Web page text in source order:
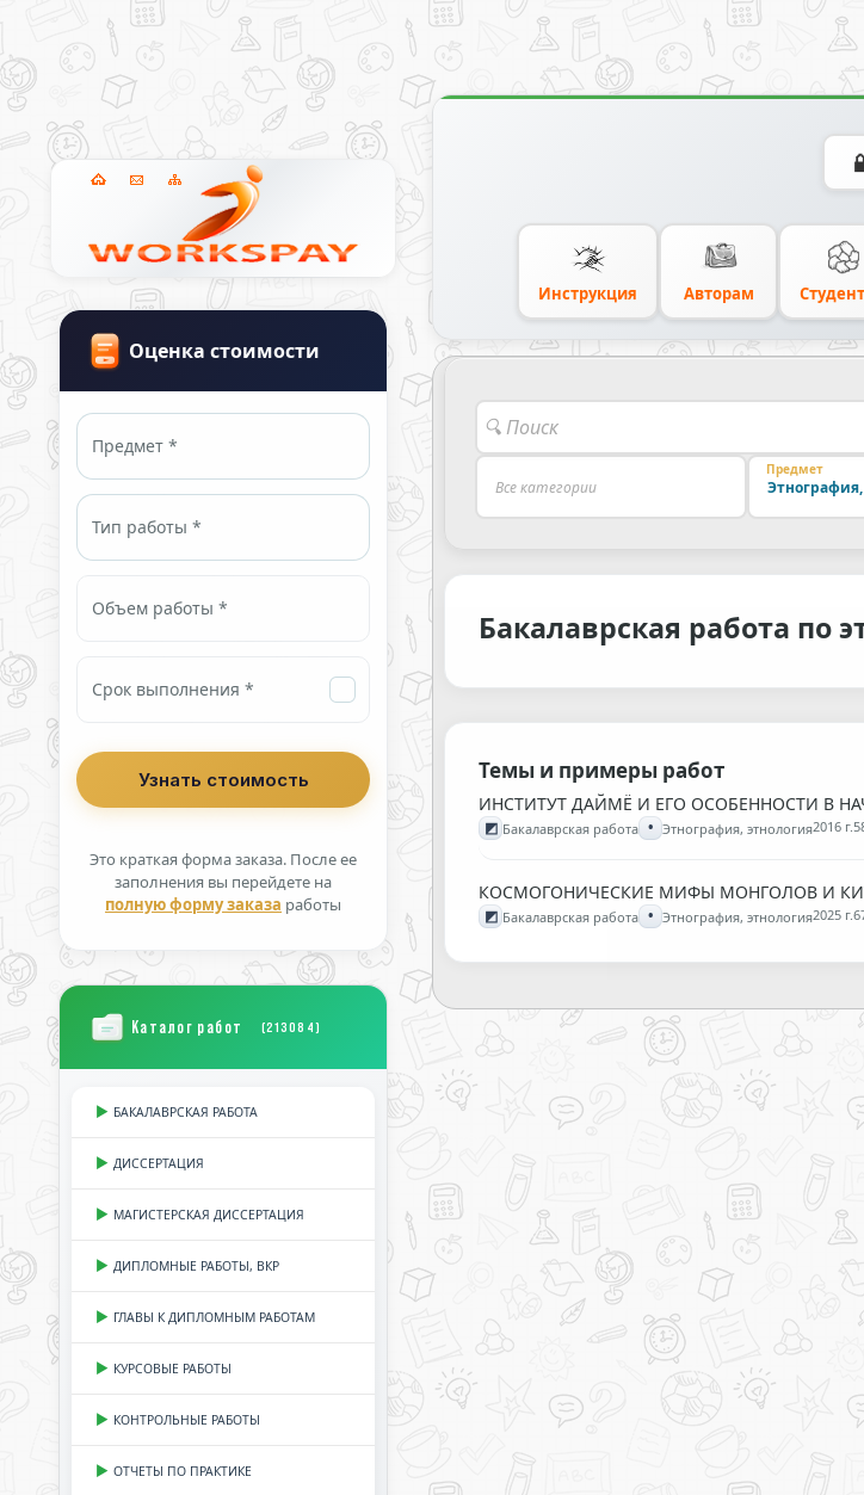
Инструкция Авторам
Предмет
Бакалаврская работа по
Темы и примеры работ
ИНСТИТУТ ДАЙМЁ И ЕГО ОСОБЕННОСТИ В
◩ Бакалаврская работа • Этнография, этнология2016 г.
КОСМОГОНИЧЕСКИЕ МИФЫ МОНГОЛОВ И
◩ Бакалаврская работа • Этнография, этнология2025 г.
Оценка стоимости
Предмет *
Тип работы *
Объем работы *
Срок выполнения *
Это краткая форма заказа. После ее
заполнения вы перейдете на
полную форму заказа работы
Каталог работ (213084)
БАКАЛАВРСКАЯ РАБОТА
ДИССЕРТАЦИЯ
МАГИСТЕРСКАЯ ДИССЕРТАЦИЯ
ДИПЛОМНЫЕ РАБОТЫ, ВКР
ГЛАВЫ К ДИПЛОМНЫМ РАБОТАМ
КУРСОВЫЕ РАБОТЫ
КОНТРОЛЬНЫЕ РАБОТЫ
ОТЧЕТЫ ПО ПРАКТИКЕ